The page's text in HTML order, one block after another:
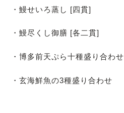
・鰻せいろ蒸し [四貫]
・鰻尽くし御膳 [各二貫]
・博多前天ぷら十種盛り合わせ
・玄海鮮魚の3種盛り合わせ